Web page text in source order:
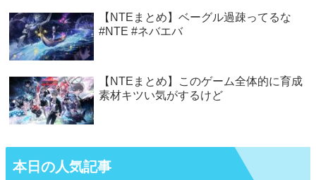
【NTEまとめ】ベーグル過疎ってるな
#NTE #ネバエバ
【NTEまとめ】このゲーム全体的に育成
素材キツい気がするけど
本日の人気記事